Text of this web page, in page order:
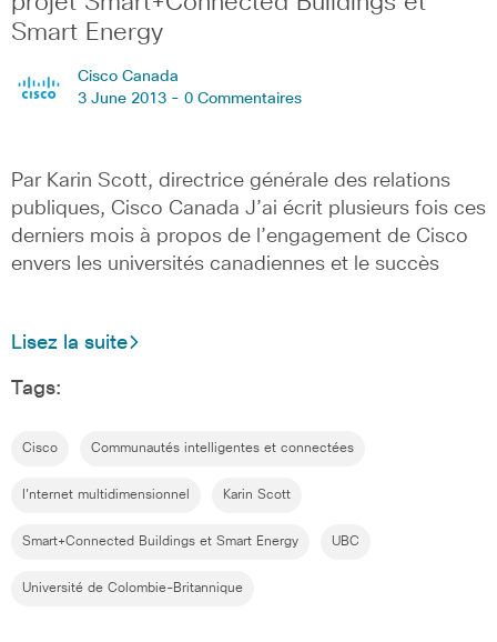
Smart Energy
Cisco Canada
3 June 2013 - 0 Commentaires
Par Karin Scott, directrice générale des relations
publiques, Cisco Canada J’ai écrit plusieurs fois ces
derniers mois à propos de l’engagement de Cisco
envers les universités canadiennes et le succès
Lisez la suite
Tags:
Cisco Communautés intelligentes et connectées
I'nternet multidimensionnel Karin Scott
Smart+Connected Buildings et Smart Energy UBC
Université de Colombie-Britannique